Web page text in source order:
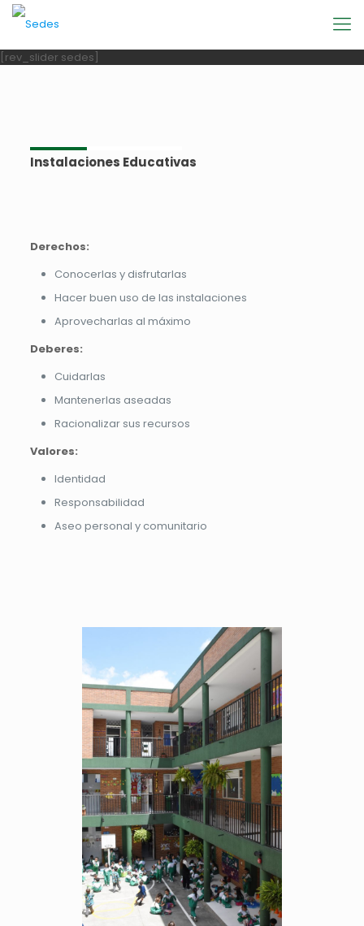
[rev_slider sedes]
Instalaciones Educativas
Derechos:
Conocerlas y disfrutarlas
Hacer buen uso de las instalaciones
Aprovecharlas al máximo
Deberes:
Cuidarlas
Mantenerlas aseadas
Racionalizar sus recursos
Valores:
Identidad
Responsabilidad
Aseo personal y comunitario